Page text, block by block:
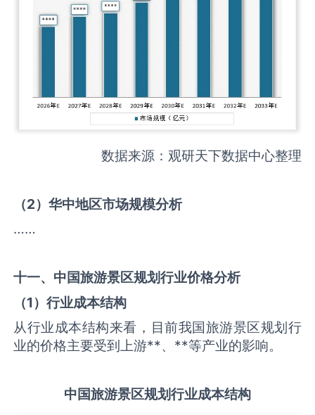
数据来源：观研天下数据中心整理
（2）华中地区市场规模分析
……
十一、中国旅游景区规划行业价格分析
（1）行业成本结构
从行业成本结构来看，目前我国旅游景区规划行
业的价格主要受到上游**、**等产业的影响。
中国旅游景区规划行业成本结构